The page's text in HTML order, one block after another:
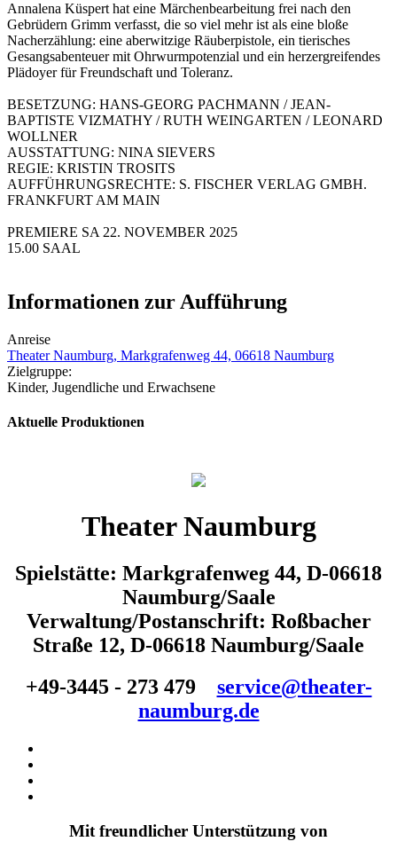
Annalena Küspert hat eine Märchenbearbeitung frei nach den
Gebrüdern Grimm verfasst, die so viel mehr ist als eine bloße
Nacherzählung: eine aberwitzige Räuberpistole, ein tierisches
Gesangsabenteuer mit Ohrwurmpotenzial und ein herzergreifendes
Plädoyer für Freundschaft und Toleranz.
BESETZUNG: HANS-GEORG PACHMANN / JEAN-
BAPTISTE VIZMATHY / RUTH WEINGARTEN / LEONARD
WOLLNER
AUSSTATTUNG: NINA SIEVERS
REGIE: KRISTIN TROSITS
AUFFÜHRUNGSRECHTE: S. FISCHER VERLAG GMBH.
FRANKFURT AM MAIN
PREMIERE SA 22. NOVEMBER 2025
15.00 SAAL
Informationen zur Aufführung
Anreise
Theater Naumburg, Markgrafenweg 44, 06618 Naumburg
Zielgruppe:
Kinder, Jugendliche und Erwachsene
Aktuelle Produktionen
Theater Naumburg
Spielstätte: Markgrafenweg 44, D-06618
Naumburg/Saale
Verwaltung/Postanschrift: Roßbacher
Straße 12, D-06618 Naumburg/Saale
+49-3445 - 273 479
service@theater-
naumburg.de
Mit freundlicher Unterstützung von